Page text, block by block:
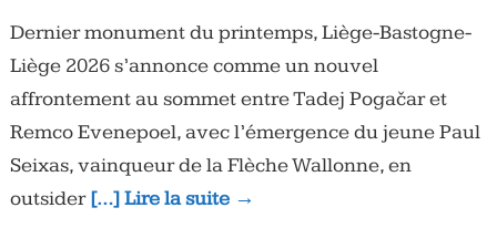
Dernier monument du printemps, Liège-Bastogne-
Liège 2026 s’annonce comme un nouvel
affrontement au sommet entre Tadej Pogačar et
Remco Evenepoel, avec l’émergence du jeune Paul
Seixas, vainqueur de la Flèche Wallonne, en
outsider[…] Lire la suite →